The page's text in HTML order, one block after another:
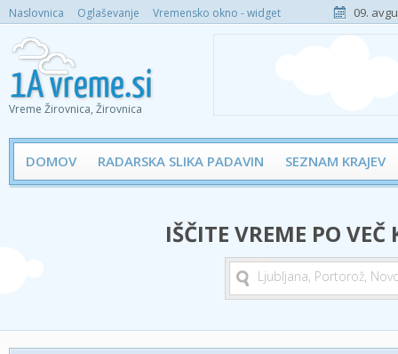
Naslovnica Oglaševanje Vremensko okno - widget 09.
Vreme Žirovnica, Žirovnica
DOMOV RADARSKA SLIKA PADAVIN SEZNAM KRAJEV
IŠČITE VREME PO